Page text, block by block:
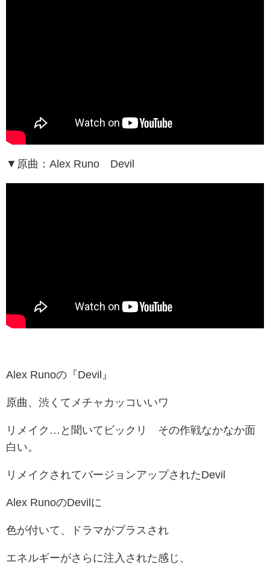
▼原曲： Alex Runo Devil
Alex Runoの『Devil』
原曲、渋くてメチャカッコいいワ
リメイク…と聞いてビックリ その作戦なかなか面
白い。
リメイクされてバージョンアップされたDevil
Alex RunoのDevilに
色が付いて、ドラマがプラスされ
エネルギーがさらに注入された感じ、